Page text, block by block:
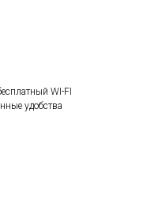
WI-FI
удобства